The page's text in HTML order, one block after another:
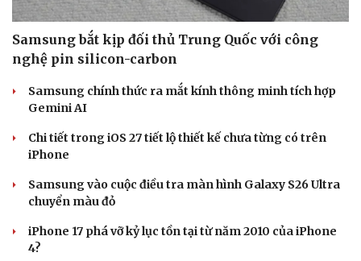
Dinh dưỡng - món ngon
Sản phụ khoa
Nhi khoa
Làm đẹp - giảm cân
Phòng mạch online
Tình yêu - Gia đình
Samsung bắt kịp đối thủ Trung Quốc với công
nghệ pin silicon-carbon
Samsung chính thức ra mắt kính thông minh tích hợp
Gemini AI
Chi tiết trong iOS 27 tiết lộ thiết kế chưa từng có trên
iPhone
Samsung vào cuộc điều tra màn hình Galaxy S26 Ultra
chuyển màu đỏ
iPhone 17 phá vỡ kỷ lục tồn tại từ năm 2010 của iPhone
4?